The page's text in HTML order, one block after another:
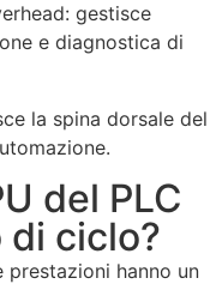
gestisce
e diagnostica di
la spina dorsale del
del PLC
ciclo?
prestazioni hanno un